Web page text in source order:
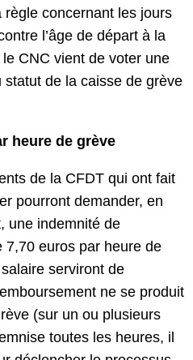
concernant les jours
l’âge de départ à la
CNC vient de voter une
de la caisse de grève
heure de grève
de la CFDT qui ont fait
pourront demander, en
une indemnité de
7,70 euros par heure de
serviront de
ne se produit
(sur un ou plusieurs
toutes les heures, il